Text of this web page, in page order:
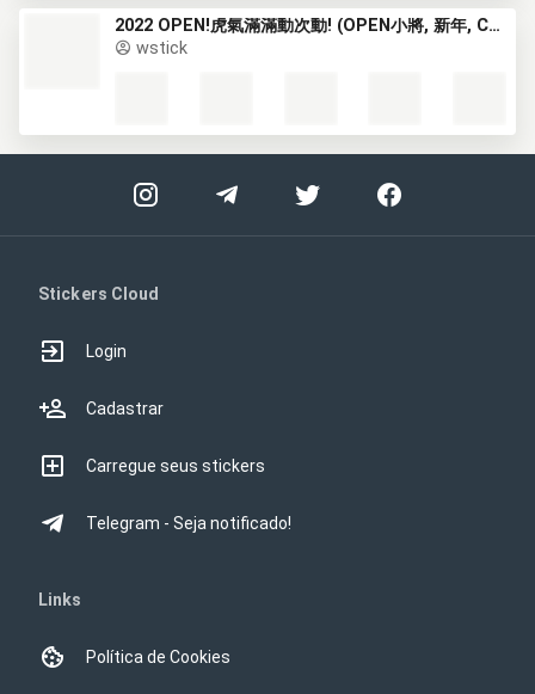
2022 OPEN!虎氣滿滿動次動! (OPEN小將, 新年, CNY) GIF*
wstick
Stickers Cloud
Login
Cadastrar
Carregue seus stickers
Telegram - Seja notificado!
Links
Política de Cookies